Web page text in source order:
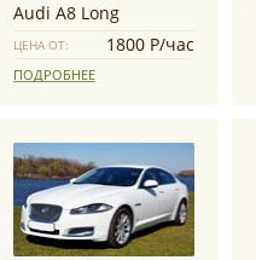
Audi A8 Long
ЦЕНА ОТ: 1800 Р/час
ПОДРОБНЕЕ